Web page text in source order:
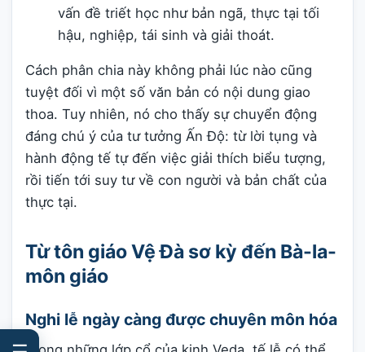
vấn đề triết học như bản ngã, thực tại tối
hậu, nghiệp, tái sinh và giải thoát.
Cách phân chia này không phải lúc nào cũng
tuyệt đối vì một số văn bản có nội dung giao
thoa. Tuy nhiên, nó cho thấy sự chuyển động
đáng chú ý của tư tưởng Ấn Độ: từ lời tụng và
hành động tế tự đến việc giải thích biểu tượng,
rồi tiến tới suy tư về con người và bản chất của
thực tại.
Từ tôn giáo Vệ Đà sơ kỳ đến Bà-la-
môn giáo
Nghi lễ ngày càng được chuyên môn hóa